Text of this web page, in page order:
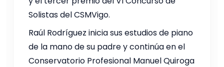
Solistas del CSMVigo.
Raúl Rodríguez inicia sus estudios de piano
de la mano de su padre y continúa en el
Conservatorio Profesional Manuel Quiroga